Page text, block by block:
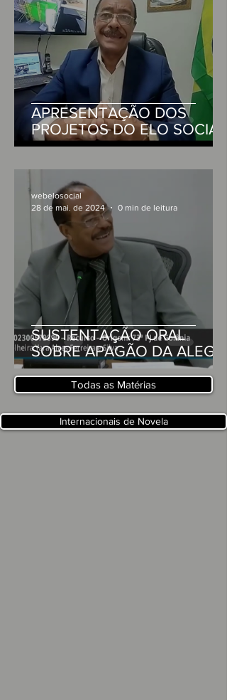
APRESENTAÇÃO DOS
PROJETOS DO ELO SOCIAL
PARA O DEPUTADO
HAMU/GO
SUSTENTAÇÃO ORAL
SOBRE APAGÃO DA ALEGO
webelosocial
28 de mai. de 2024
0 min de leitura
Todas as Matérias
Internacionais de Novela